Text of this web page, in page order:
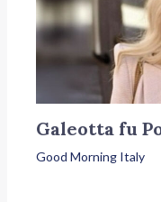
Galeotta fu
Good Morning Italy